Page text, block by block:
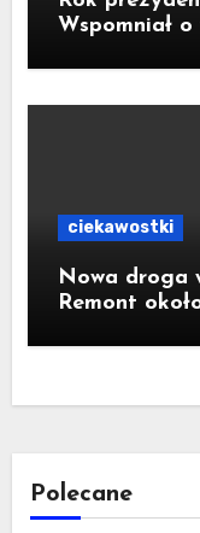
Wspomniał
ciekawostki
Nowa droga
Remont
złotych
Polecane